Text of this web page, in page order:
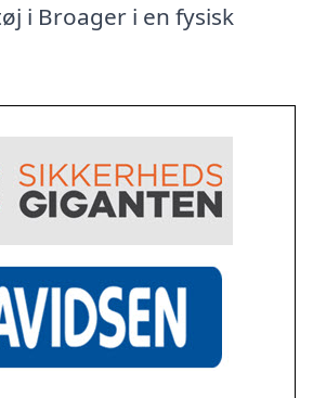
i Broager i en fysisk